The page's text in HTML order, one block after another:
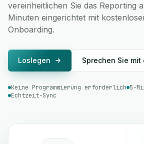
vereinheitlichen Sie das Reporting
Minuten eingerichtet mit
Onboarding.
Loslegen Sprechen Sie mit
Keine Programmierung erforderlich 5-
Echtzeit-Sync